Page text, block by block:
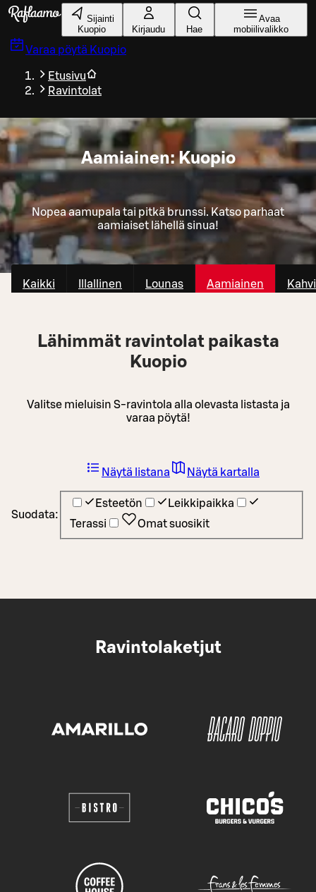
Siirry pääsisältöön
Sijainti
Kuopio
Kirjaudu Hae
Avaa
mobiilivalikko
Varaa pöytä Kuopio
Etusivu
Ravintolat
Aamiainen: Kuopio
Nopea aamupala tai pitkä brunssi. Katso parhaat
aamiaiset lähellä sinua!
Kaikki Illallinen Lounas Aamiainen
Lähimmät ravintolat paikasta
Kuopio
Valitse mieluisin S-ravintola alla olevasta listasta ja
varaa pöytä!
Suodata:
Esteetön
Leikkipaikka
Terassi
Omat suosikit
Näytä listana Näytä kartalla
Ravintolaketjut